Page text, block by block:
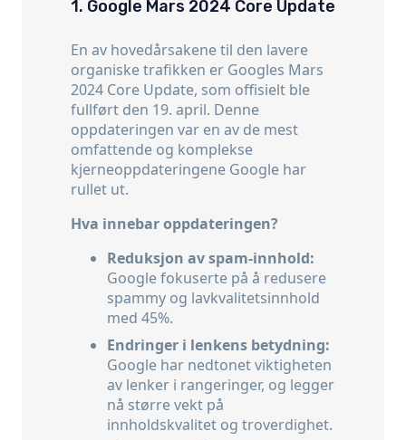
1. Google Mars 2024 Core Update
En av hovedårsakene til den lavere
organiske trafikken er Googles Mars
2024 Core Update, som offisielt ble
fullført den 19. april. Denne
oppdateringen var en av de mest
omfattende og komplekse
kjerneoppdateringene Google har
rullet ut.
Hva innebar oppdateringen?
Reduksjon av spam-innhold:
Google fokuserte på å redusere
spammy og lavkvalitetsinnhold
med 45%.
Endringer i lenkens betydning:
Google har nedtonet viktigheten
av lenker i rangeringer, og legger
nå større vekt på
innholdskvalitet og troverdighet.